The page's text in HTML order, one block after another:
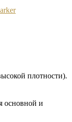
плотности).
основной и